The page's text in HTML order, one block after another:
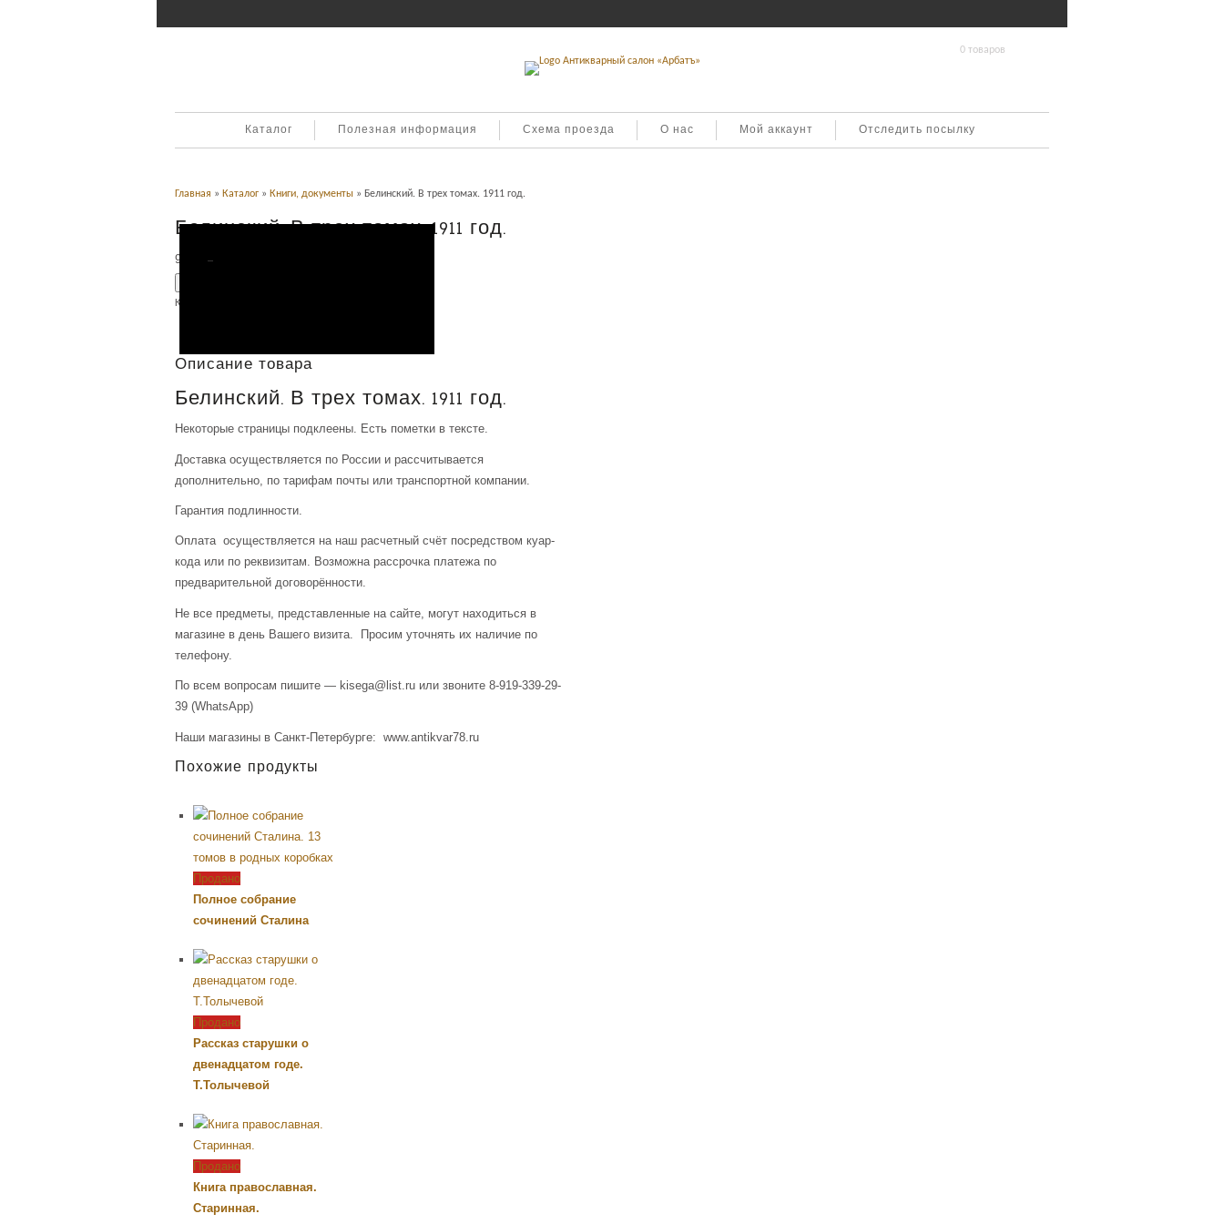
0 товаров
Каталог Полезная информация Схема проезда О нас Мой аккаунт Отследить посылку
Главная » Каталог » Книги, документы » Белинский. В трех томах. 1911 год.
Белинский. В трех томах. 1911 год.
9,900 Р
Категория:
Описание товара
Белинский. В трех томах. 1911 год.
Некоторые страницы подклеены. Есть пометки в тексте.
Доставка осуществляется по России и рассчитывается
дополнительно, по тарифам почты или транспортной компании.
Гарантия подлинности.
Оплата осуществляется на наш расчетный счёт посредством куар-
кода или по реквизитам. Возможна рассрочка платежа по
предварительной договорённости.
Не все предметы, представленные на сайте, могут находиться в
магазине в день Вашего визита. Просим уточнять их наличие по
телефону.
По всем вопросам пишите — kisega@list.ru или звоните 8-919-339-29-
39 (WhatsApp)
Наши магазины в Санкт-Петербурге: www.antikvar78.ru
Похожие продукты
Продано
Полное собрание
сочинений Сталина
Продано
Рассказ старушки о
двенадцатом годе.
Т.Толычевой
Продано
Книга православная.
Старинная.